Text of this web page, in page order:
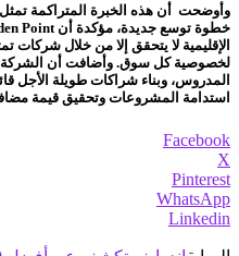
وأوضحت أن هذه الخبرة المتراكمة
الإقليمية لا يتحقق إلا من خلال شركات
لخصوصية كل سوق. وأضافت أن الشركة
المدروس، وبناء شراكات طويلة الأجل
استدامة المشروعات وتحقيق قيمة
Facebook
X
Pinterest
WhatsApp
Linkedin